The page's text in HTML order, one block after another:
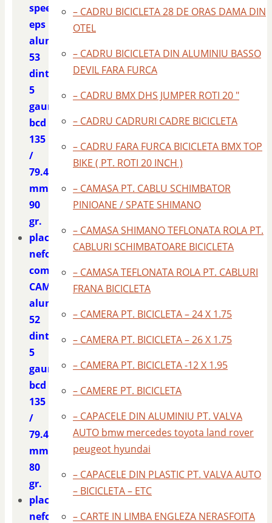
speed
eps
aluminiu
53
dinti
5
gauri
bcd
135
/
79.4
mm.
90
gr.
placa
nefolosita
compatibila
CAMPAGNOLO
aluminiu
52
dinti
5
gauri
bcd
135
/
79.4
mm.
80
gr.
placa
nefolosita
– CADRU BICICLETA 28 DE ORAS DAMA DIN
OTEL
– CADRU BICICLETA DIN ALUMINIU BASSO
DEVIL FARA FURCA
– CADRU BMX DHS JUMPER ROTI 20 "
– CADRU CADRURI CADRE BICICLETA
– CADRU FARA FURCA BICICLETA BMX TOP
BIKE ( PT. ROTI 20 INCH )
– CAMASA PT. CABLU SCHIMBATOR
PINIOANE / SPATE SHIMANO
– CAMASA SHIMANO TEFLONATA ROLA PT.
CABLURI SCHIMBATOARE BICICLETA
– CAMASA TEFLONATA ROLA PT. CABLURI
FRANA BICICLETA
– CAMERA PT. BICICLETA – 24 X 1.75
– CAMERA PT. BICICLETA – 26 X 1.75
– CAMERA PT. BICICLETA -12 X 1.95
– CAMERE PT. BICICLETA
– CAPACELE DIN ALUMINIU PT. VALVA
AUTO bmw mercedes toyota land rover
peugeot hyundai
– CAPACELE DIN PLASTIC PT. VALVA AUTO
– BICICLETA – ETC
– CARTE IN LIMBA ENGLEZA NERASFOITA